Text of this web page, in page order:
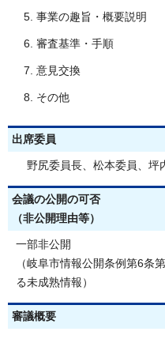
事業の趣旨・概要説明
審査基準・手順
意見交換
その他
出席委員
野尻委員長、松本委員、坪
会議の公開の可否
（非公開理由等）
一部非公開
（岐阜市情報公開条例第6条
る未成熟情報）
審議概要